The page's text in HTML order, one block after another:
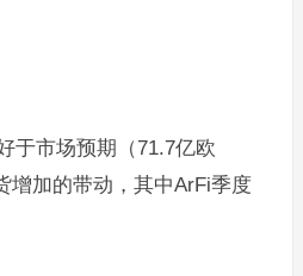
于市场预期（71.7亿欧
增加的带动，其中ArFi季度